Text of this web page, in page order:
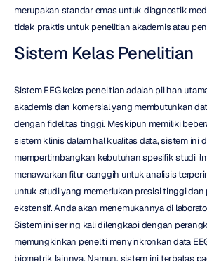
merupakan standar emas untuk diagnostik
tidak praktis untuk penelitian akademis atau
Sistem Kelas Penelitian
Sistem EEG kelas penelitian adalah pilihan
akademis dan komersial yang membutuhkan
dengan fidelitas tinggi. Meskipun memiliki
sistem klinis dalam hal kualitas data, sistem ini
mempertimbangkan kebutuhan spesifik studi
menawarkan fitur canggih untuk analisis
untuk studi yang memerlukan presisi tinggi dan
ekstensif. Anda akan menemukannya di
Sistem ini sering kali dilengkapi dengan
memungkinkan peneliti menyinkronkan data
biometrik lainnya. Namun, sistem ini terbatas